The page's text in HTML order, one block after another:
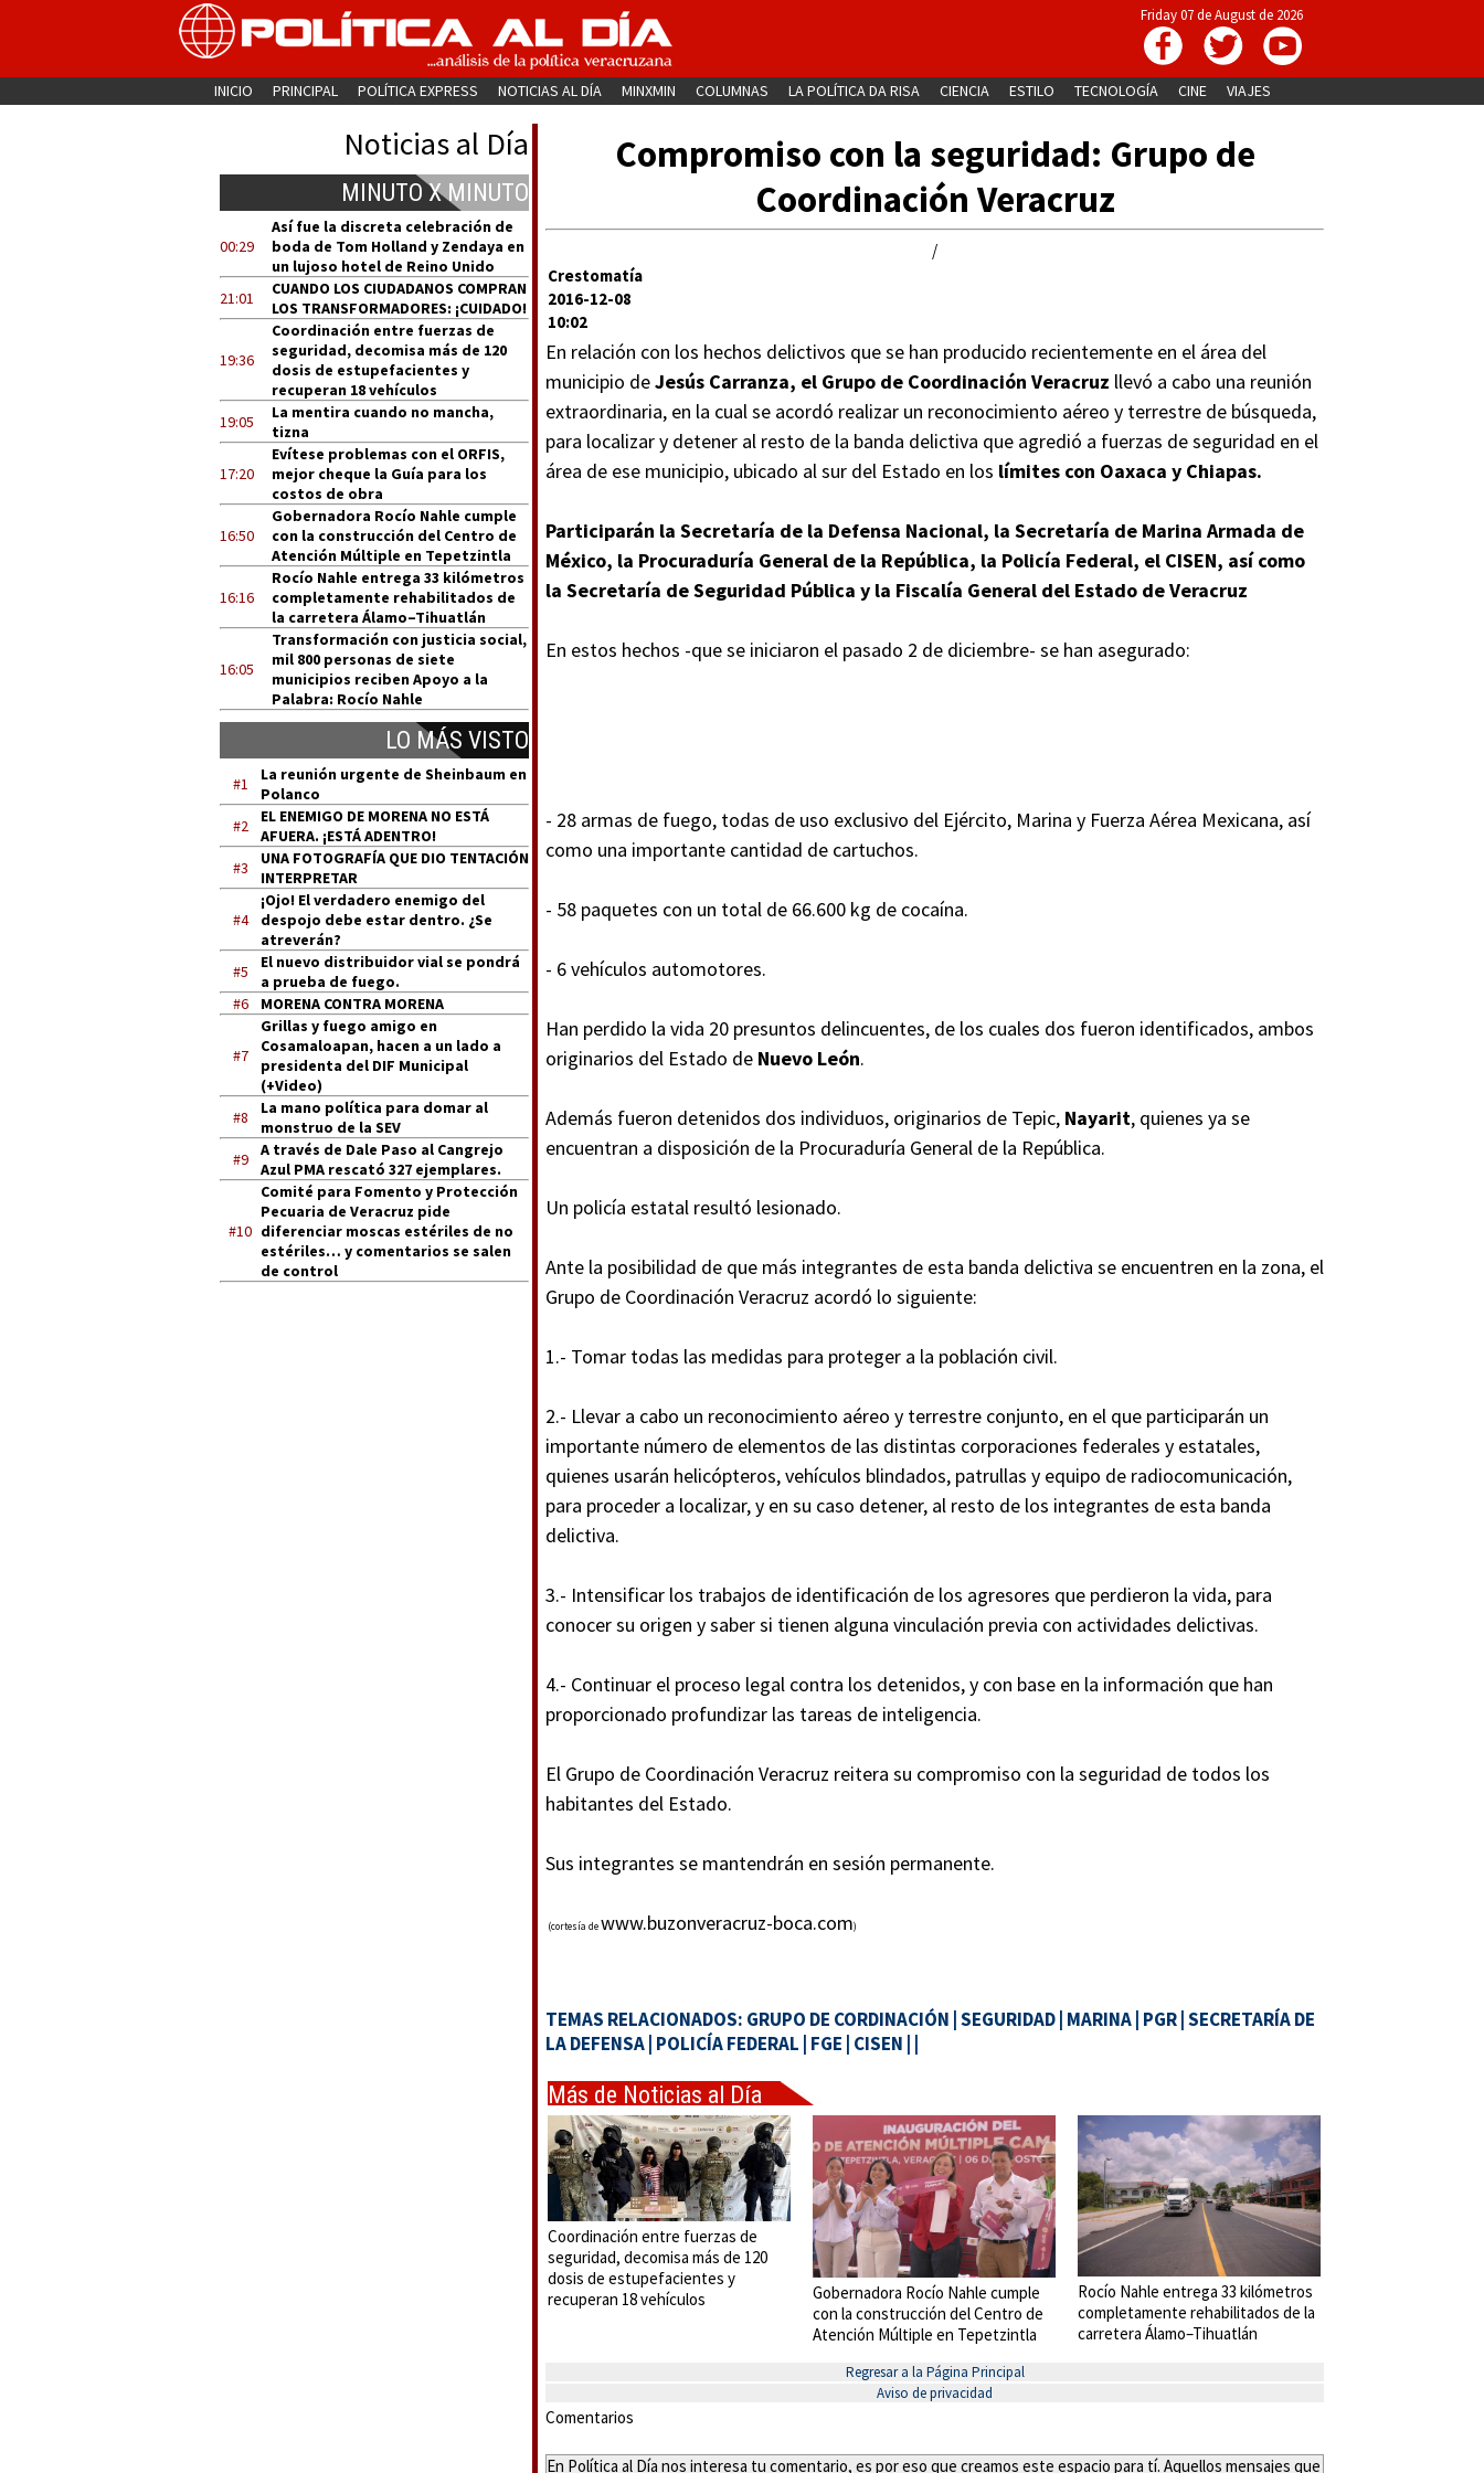
Friday 07 de August de 2026
INICIO PRINCIPAL POLÍTICA EXPRESS NOTICIAS AL DÍA MINXMIN COLUMNAS LA POLÍTICA DA RISA CIENCIA ESTILO TECNOLOGÍA CINE VIAJES
Noticias al Día
MINUTO X MINUTO
00:29
Así fue la discreta celebración de
boda de Tom Holland y Zendaya en
un lujoso hotel de Reino Unido
21:01
CUANDO LOS CIUDADANOS COMPRAN
LOS TRANSFORMADORES: ¡CUIDADO!
19:36
Coordinación entre fuerzas de
seguridad, decomisa más de 120
dosis de estupefacientes y
recuperan 18 vehículos
19:05
La mentira cuando no mancha,
tizna
17:20
Evítese problemas con el ORFIS,
mejor cheque la Guía para los
costos de obra
16:50
Gobernadora Rocío Nahle cumple
con la construcción del Centro de
Atención Múltiple en Tepetzintla
16:16
Rocío Nahle entrega 33 kilómetros
completamente rehabilitados de
la carretera Álamo–Tihuatlán
16:05
Transformación con justicia social,
mil 800 personas de siete
municipios reciben Apoyo a la
Palabra: Rocío Nahle
LO MÁS VISTO
#1
La reunión urgente de Sheinbaum en
Polanco
#2
EL ENEMIGO DE MORENA NO ESTÁ
AFUERA. ¡ESTÁ ADENTRO!
#3
UNA FOTOGRAFÍA QUE DIO TENTACIÓN
INTERPRETAR
#4
¡Ojo! El verdadero enemigo del
despojo debe estar dentro. ¿Se
atreverán?
#5
El nuevo distribuidor vial se pondrá
a prueba de fuego.
#6
MORENA CONTRA MORENA
#7
Grillas y fuego amigo en
Cosamaloapan, hacen a un lado a
presidenta del DIF Municipal
(+Video)
#8
La mano política para domar al
monstruo de la SEV
#9
A través de Dale Paso al Cangrejo
Azul PMA rescató 327 ejemplares.
#10
Comité para Fomento y Protección
Pecuaria de Veracruz pide
diferenciar moscas estériles de no
estériles… y comentarios se salen
de control
Compromiso con la seguridad: Grupo de
Coordinación Veracruz
/
Crestomatía
2016-12-08
10:02
En relación con los hechos delictivos que se han producido recientemente en el área del
municipio deJesús Carranza, el Grupo de Coordinación Veracruz llevó a cabo una reunión
extraordinaria, en la cual se acordó realizar un reconocimiento aéreo y terrestre de búsqueda,
para localizar y detener al resto de la banda delictiva que agredió a fuerzas de seguridad en el
área de ese municipio, ubicado al sur del Estado en los límites con Oaxaca y Chiapas.
Participarán la Secretaría de la Defensa Nacional, la Secretaría de Marina Armada de
México, la Procuraduría General de la República, la Policía Federal, el CISEN, así como
la Secretaría de Seguridad Pública y la Fiscalía General del Estado de Veracruz
En estos hechos -que se iniciaron el pasado 2 de diciembre- se han asegurado:
- 28 armas de fuego, todas de uso exclusivo del Ejército, Marina y Fuerza Aérea Mexicana, así
como una importante cantidad de cartuchos.
- 58 paquetes con un total de 66.600 kg de cocaína.
- 6 vehículos automotores.
Han perdido la vida 20 presuntos delincuentes, de los cuales dos fueron identificados, ambos
originarios del Estado de Nuevo León.
Además fueron detenidos dos individuos, originarios de Tepic, Nayarit, quienes ya se
encuentran a disposición de la Procuraduría General de la República.
Un policía estatal resultó lesionado.
Ante la posibilidad de que más integrantes de esta banda delictiva se encuentren en la zona, el
Grupo de Coordinación Veracruz acordó lo siguiente:
1.- Tomar todas las medidas para proteger a la población civil.
2.- Llevar a cabo un reconocimiento aéreo y terrestre conjunto, en el que participarán un
importante número de elementos de las distintas corporaciones federales y estatales,
quienes usarán helicópteros, vehículos blindados, patrullas y equipo de radiocomunicación,
para proceder a localizar, y en su caso detener, al resto de los integrantes de esta banda
delictiva.
3.- Intensificar los trabajos de identificación de los agresores que perdieron la vida, para
conocer su origen y saber si tienen alguna vinculación previa con actividades delictivas.
4.- Continuar el proceso legal contra los detenidos, y con base en la información que han
proporcionado profundizar las tareas de inteligencia.
El Grupo de Coordinación Veracruz reitera su compromiso con la seguridad de todos los
habitantes del Estado.
Sus integrantes se mantendrán en sesión permanente.
(cortesía dewww.buzonveracruz-boca.com)
TEMAS RELACIONADOS: GRUPO DE CORDINACIÓN SEGURIDAD MARINA PGR SECRETARÍA DE
LA DEFENSA POLICÍA FEDERAL FGE CISEN
Más de Noticias al Día
Coordinación entre fuerzas de
seguridad, decomisa más de 120
dosis de estupefacientes y
recuperan 18 vehículos
Gobernadora Rocío Nahle cumple
con la construcción del Centro de
Atención Múltiple en Tepetzintla
Rocío Nahle entrega 33 kilómetros
completamente rehabilitados de la
carretera Álamo–Tihuatlán
Regresar a la Página Principal
Aviso de privacidad
Comentarios
En Política al Día nos interesa tu comentario, es por eso que creamos este espacio para tí. Aquellos mensajes que